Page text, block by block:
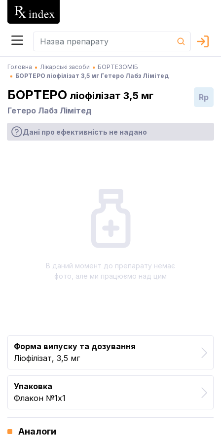
Головна Лікарські засоби
БОРТЕЗОМІБ
БОРТЕРО ліофілізат 3,5 мг Гетеро Лабз Лімітед
БОРТЕРО ліофілізат 3,5 мг
Гетеро Лабз Лімітед
Rp
Дані про ефективність не надано
В даний момент до препарату немає
фото, але ми працюємо над цим
Форма випуску та дозування
Ліофілізат, 3,5 мг
Упаковка
Флакон №1x1
Аналоги